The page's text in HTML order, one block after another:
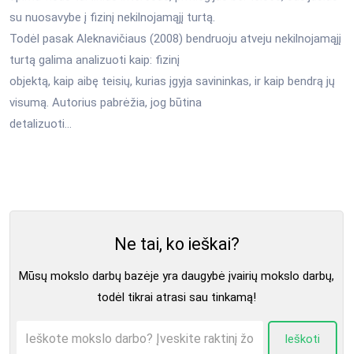
su nuosavybe į fizinį nekilnojamąjį turtą.
Todėl pasak Aleknavičiaus (2008) bendruoju atveju nekilnojamąjį
turtą galima analizuoti kaip: fizinį
objektą, kaip aibę teisių, kurias įgyja savininkas, ir kaip bendrą jų
visumą. Autorius pabrėžia, jog būtina
detalizuoti...
Ne tai, ko ieškai?
Mūsų mokslo darbų bazėje yra daugybė įvairių mokslo darbų,
todėl tikrai atrasi sau tinkamą!
Ieškoti